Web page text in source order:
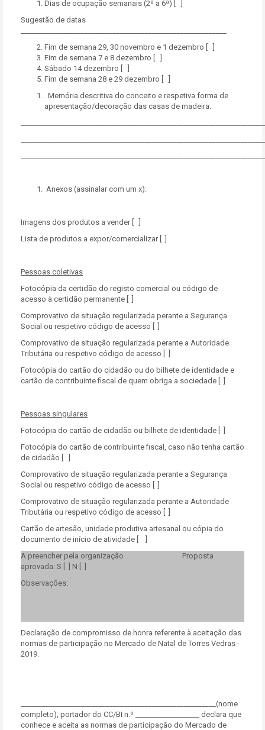
Dias de ocupação semanais (2ª a 6ª) [ ]
Sugestão de datas
Fim de semana 29, 30 novembro e 1 dezembro [ ]
Fim de semana 7 e 8 dezembro [ ]
Sábado 14 dezembro [ ]
Fim de semana 28 e 29 dezembro [ ]
Memória descritiva do conceito e respetiva forma de
apresentação/decoração das casas de madeira.
Anexos (assinalar com um x):
Imagens dos produtos a vender [ ]
Lista de produtos a expor/comercializar [ ]
Pessoas coletivas
Fotocópia da certidão do registo comercial ou código de
acesso à certidão permanente [ ]
Comprovativo de situação regularizada perante a Segurança
Social ou respetivo código de acesso [ ]
Comprovativo de situação regularizada perante a Autoridade
Tributária ou respetivo código de acesso [ ]
Fotocópia do cartão do cidadão ou do bilhete de identidade e
cartão de contribuinte fiscal de quem obriga a sociedade [ ]
Pessoas singulares
Fotocópia do cartão de cidadão ou bilhete de identidade [ ]
Fotocópia do cartão de contribuinte fiscal, caso não tenha cartão
de cidadão [ ]
Comprovativo de situação regularizada perante a Segurança
Social ou respetivo código de acesso [ ]
Comprovativo de situação regularizada perante a Autoridade
Tributária ou respetivo código de acesso [ ]
Cartão de artesão, unidade produtiva artesanal ou cópia do
documento de início de atividade [ ]
A preencher pela organização Proposta
aprovada: S [ ] N [ ]
Observações:
Declaração de compromisso de honra referente à aceitação das
normas de participação no Mercado de Natal de Torres Vedras -
2019.
_______________________________________________________(nome
completo), portador do CC/BI n.º __________________ declara que
conhece e aceita as normas de participação do Mercado de